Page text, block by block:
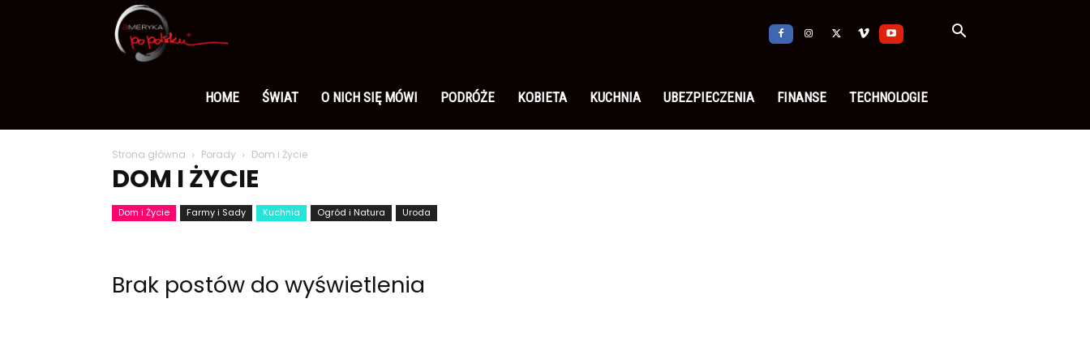
po
polsku
HOME ŚWIAT O NICH SIĘ MÓWI PODRÓŻE KOBIETA KUCHNIA UBEZPIECZENIA FINANSE TECHNOLOGIE
Strona główna Porady Dom i Życie
DOM I ŻYCIE
Dom i Życie Farmy i Sady Kuchnia Ogród i Natura Uroda
Brak postów do wyświetlenia